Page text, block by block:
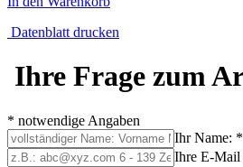
Datenblatt drucken
Ihre Frage zum
* notwendige Angaben
Ihr Name: *
Ihre E-Mail